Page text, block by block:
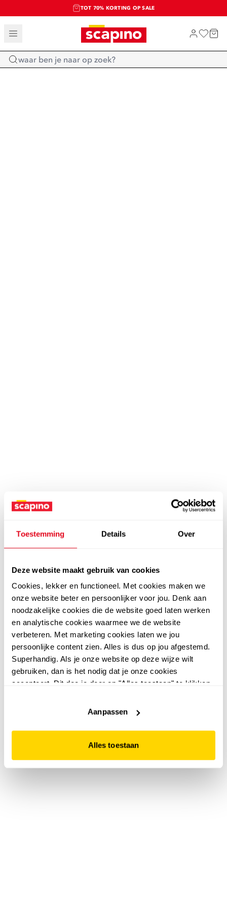
Toestemming Details Over
Deze website maakt gebruik van cookies
Cookies, lekker en functioneel. Met cookies maken we
onze website beter en persoonlijker voor jou. Denk aan
noodzakelijke cookies die de website goed laten werken
en analytische cookies waarmee we de website
verbeteren. Met marketing cookies laten we jou
persoonlijke content zien. Alles is dus op jou afgestemd.
Superhandig. Als je onze website op deze wijze wilt
gebruiken, dan is het nodig dat je onze cookies
accepteert. Dit doe je door op "Alles toestaan" te klikken.
website niet optimaal functioneert.
Aanpassen
Alles toestaan
TOT 70% KORTING OP SALE
SALE: LAATSTE KANS!
SHOP NIEUW
Home